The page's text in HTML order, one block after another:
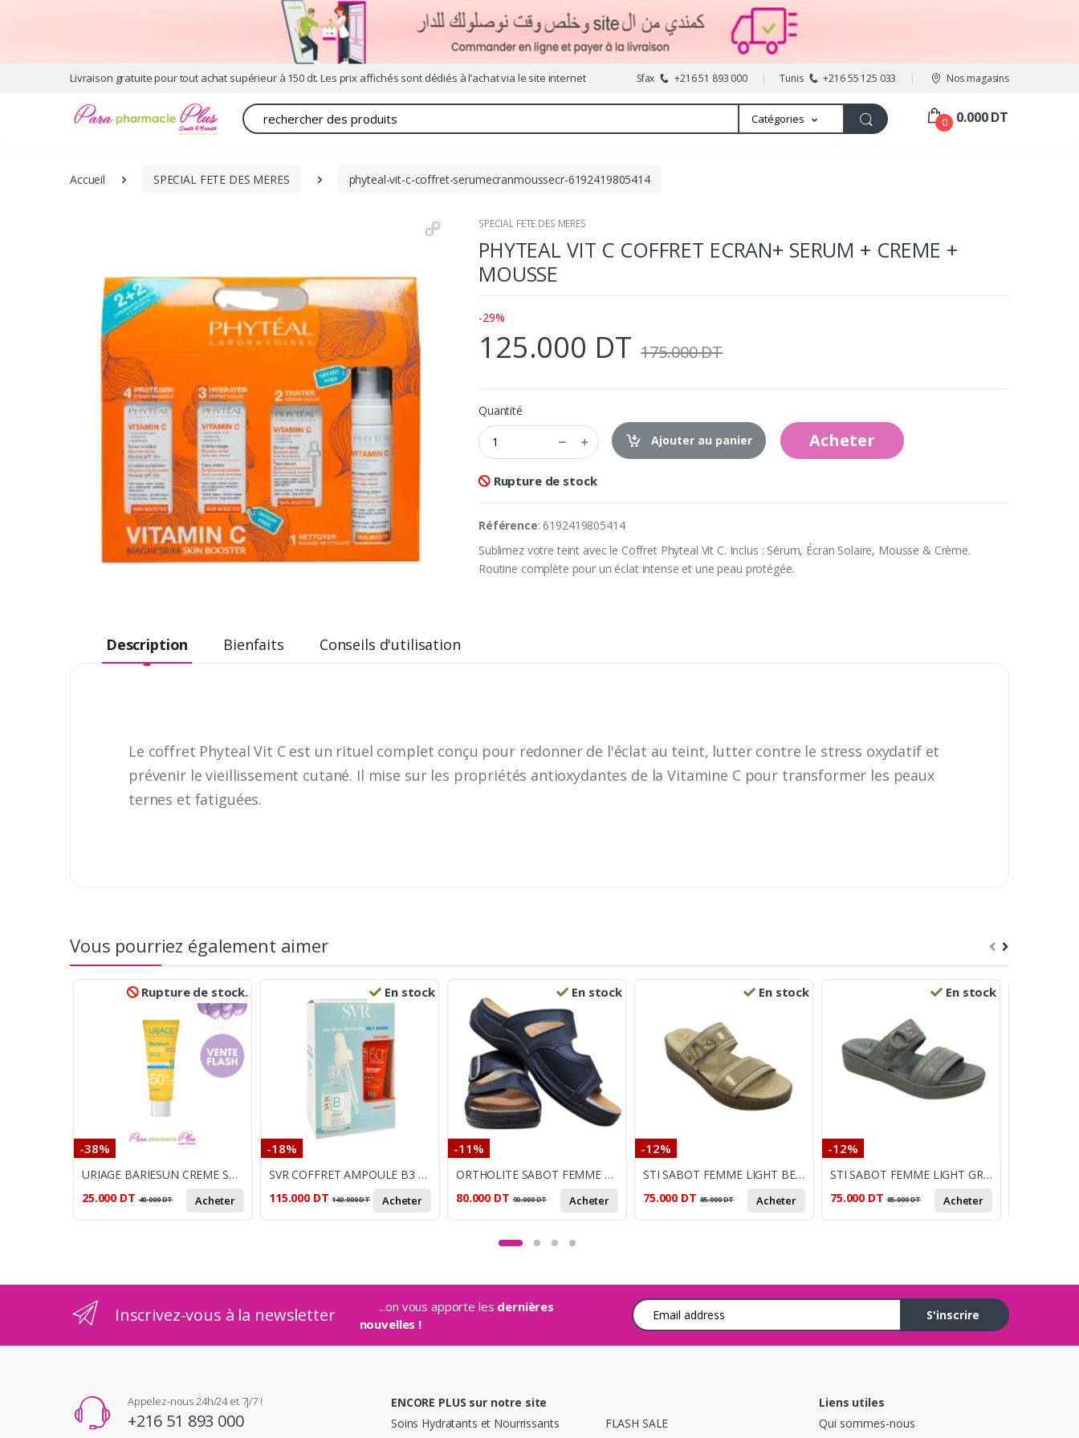
Livraison gratuite pour tout achat supérieur à 150 dt. Les prix affichés sont dédiés à l’achat via le site internet Sfax +216 51 893 000 Tunis +216 55 125 033 Nos magasins
Recherche Catégories 0 0.000 DT
Accueil SPECIAL FETE DES MERES phyteal-vit-c-coffret-serumecranmoussecr-6192419805414
SPECIAL FETE DES MERES
PHYTEAL VIT C COFFRET ECRAN+ SERUM + CREME +
MOUSSE
-29%
125.000 DT 175.000 DT
Quantité
Ajouter au panier
Acheter
Rupture de stock
Référence: 6192419805414
Sublimez votre teint avec le Coffret Phyteal Vit C. Inclus : Sérum, Écran Solaire, Mousse & Crème.
Routine complète pour un éclat intense et une peau protégée.
Description Bienfaits Conseils d'utilisation
Le coffret Phyteal Vit C est un rituel complet conçu pour redonner de l'éclat au teint, lutter contre le stress oxydatif et
prévenir le vieillissement cutané. Il mise sur les propriétés antioxydantes de la Vitamine C pour transformer les peaux
ternes et fatiguées.
Vous pourriez également aimer
Rupture de stock.
-38%
URIAGE BARIESUN CREME SOLAIRE TEINTEE DOREE SPF 50 +, 50ML
25.000 DT 40.000DT Acheter
En stock
-18%
SVR COFFRET AMPOULE B3 30ML + SVR SUN SECURE BLUR SPF50+ 15ML
115.000 DT 140.000DT Acheter
En stock
-11%
ORTHOLITE SABOT FEMME HALUS VALHUS NOIR
80.000 DT 90.000DT Acheter
En stock
-12%
STI SABOT FEMME LIGHT BEIGE DORE
75.000 DT 85.000DT Acheter
En stock
-12%
STI SABOT FEMME LIGHT GRIS ARGENT
75.000 DT 85.000DT Acheter
Inscrivez-vous à la newsletter ...on vous apporte les dernières
nouvelles !
Adresse e-mail
S'inscrire
Appelez-nous 24h/24 et 7j/7 !
+216 51 893 000
ENCORE PLUS sur notre site
Soins Hydratants et Nourrissants
FLASH SALE
Liens utiles
Qui sommes-nous